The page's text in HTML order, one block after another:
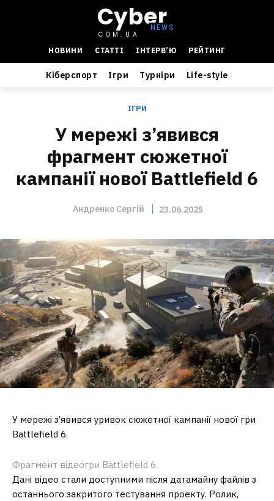
Cyber
COM.UA
НОВИНИ
СТАТТІ ІНТЕРВ’Ю РЕЙТИНГ
Кіберспорт Ігри Турніри Life-style
ІГРИ
У мережі з’явився
фрагмент сюжетної
кампанії нової Battlefield 6
Андренко Сергій 23.06.2025
У мережі з’явився уривок сюжетної кампанії нової гри
Battlefield 6.
Фрагмент відеогри Battlefield 6.
Дані відео стали доступними після датамайну файлів з
останнього закритого тестування проекту. Ролик,